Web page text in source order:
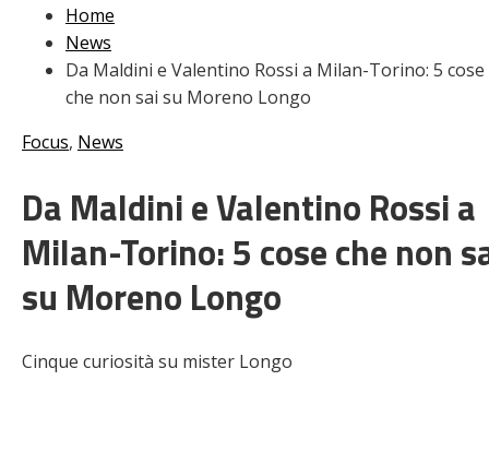
Giovanili
Le pagelle
Interviste
Focus
Calciomercato
Video
Home
News
Da Maldini e Valentino Rossi a Milan-Torino: 5 cose
che non sai su Moreno Longo
Focus, News
Da Maldini e Valentino Rossi a
Milan-Torino: 5 cose che non
su Moreno Longo
Cinque curiosità su mister Longo